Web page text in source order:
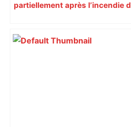
partiellement après l’incendie